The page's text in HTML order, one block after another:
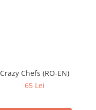
Crazy Chefs (RO-EN)
65 Lei